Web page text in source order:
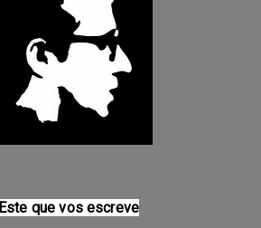
Este que vos escreve